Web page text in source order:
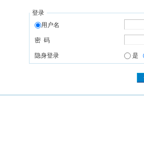
登录
用户名
密 码
隐身登录 是